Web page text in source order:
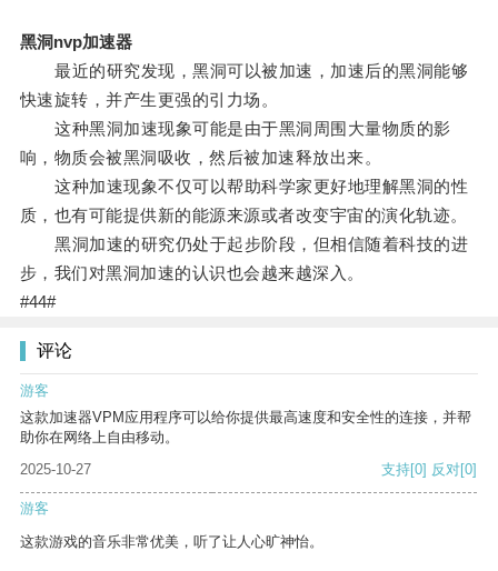
黑洞nvp加速器
最近的研究发现，黑洞可以被加速，加速后的黑洞能够
快速旋转，并产生更强的引力场。
这种黑洞加速现象可能是由于黑洞周围大量物质的影
响，物质会被黑洞吸收，然后被加速释放出来。
这种加速现象不仅可以帮助科学家更好地理解黑洞的性
质，也有可能提供新的能源来源或者改变宇宙的演化轨迹。
黑洞加速的研究仍处于起步阶段，但相信随着科技的进
步，我们对黑洞加速的认识也会越来越深入。
#44#
评论
游客
这款加速器VPM应用程序可以给你提供最高速度和安全性的连接，并帮
助你在网络上自由移动。
2025-10-27
支持[0] 反对[0]
游客
这款游戏的音乐非常优美，听了让人心旷神怡。